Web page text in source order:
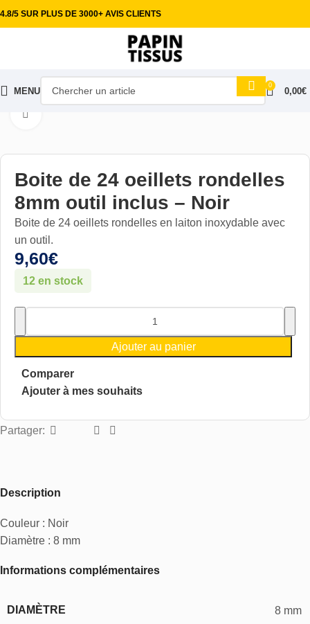
4.8/5 SUR PLUS DE 3000+ AVIS CLIENTS
MENU
0
0,00€
Boite de 24 oeillets rondelles
8mm outil inclus – Noir
Boite de 24 oeillets rondelles en laiton inoxydable avec
un outil.
9,60€
12 en stock
Ajouter au panier
Comparer
Ajouter à mes souhaits
Partager:
Description
Couleur : Noir
Diamètre : 8 mm
Informations complémentaires
DIAMÈTRE 8 mm